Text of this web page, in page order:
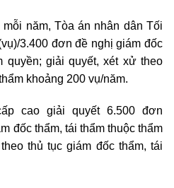
năm, Tòa án nhân dân Tối
3.400 đơn đề nghị giám đốc
quyền; giải quyết, xét xử theo
khoảng 200 vụ/năm.
cao giải quyết 6.500 đơn
đốc thẩm, tái thẩm thuộc thẩm
thủ tục giám đốc thẩm, tái